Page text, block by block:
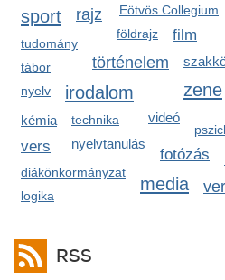
Eötvös Collegium
sport rajz
földrajz
tudomány film
történelem
tábor
irodalom zene
videó
kémia
nyelv
technika
nyelvtanulás
fotózás
vers
diákönkormányzat
media
logika
RSS